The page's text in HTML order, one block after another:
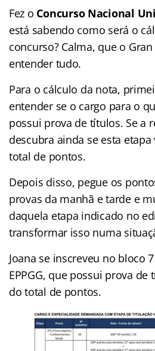
Fez o Concurso Nacional
está sabendo como será o
concurso? Calma, que o
entender tudo.
Para o cálculo da nota,
entender se o cargo para o
possui prova de títulos. Se a
descubra ainda se esta etapa
total de pontos.
Depois disso, pegue os
provas da manhã e tarde e
daquela etapa indicado no
transformar isso numa
Joana se inscreveu no bloco
EPPGG, que possui prova de
do total de pontos.